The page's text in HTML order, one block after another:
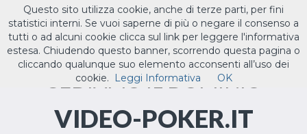
Toggle
ILTUO.IT
CEDIAMO IL DOMINIO
VIDEO-POKER.IT
Questo sito utilizza cookie, anche di terze parti, per fini
statistici interni. Se vuoi saperne di più o negare il consenso a
tutti o ad alcuni cookie clicca sul link per leggere l'informativa
estesa. Chiudendo questo banner, scorrendo questa pagina o
cliccando qualunque suo elemento acconsenti all’uso dei
cookie.
Leggi Informativa OK